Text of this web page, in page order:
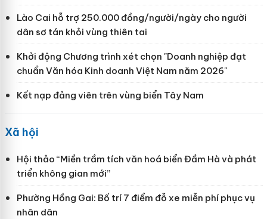
Lào Cai hỗ trợ 250.000 đồng/người/ngày cho người
dân sơ tán khỏi vùng thiên tai
Khởi động Chương trình xét chọn "Doanh nghiệp đạt
chuẩn Văn hóa Kinh doanh Việt Nam năm 2026"
Kết nạp đảng viên trên vùng biển Tây Nam
Xã hội
Hội thảo “Miền trầm tích văn hoá biển Đầm Hà và phát
triển không gian mới”
Phường Hồng Gai: Bố trí 7 điểm đỗ xe miễn phí phục vụ
nhân dân